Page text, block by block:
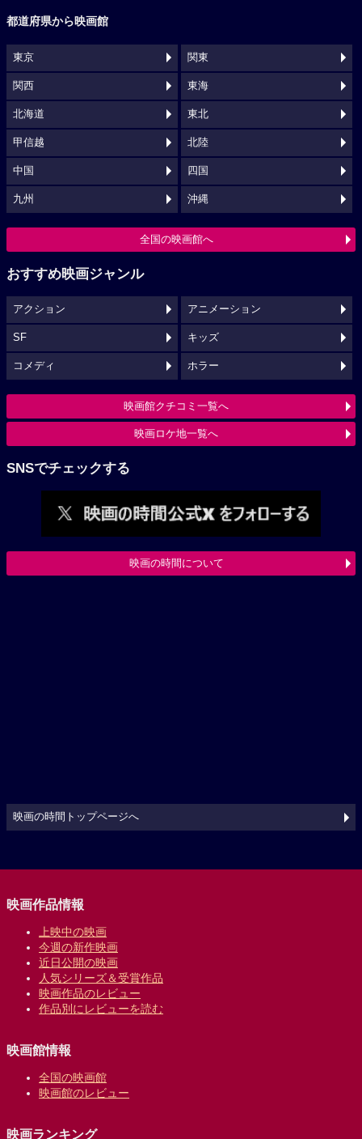
都道府県から映画館
東京 関東
関西 東海
北海道 東北
甲信越 北陸
中国 四国
九州 沖縄
全国の映画館へ
おすすめ映画ジャンル
アクション アニメーション
SF キッズ
コメディ ホラー
映画館クチコミ一覧へ
映画ロケ地一覧へ
SNSでチェックする
映画の時間について
映画の時間トップページへ
映画作品情報
上映中の映画
今週の新作映画
近日公開の映画
人気シリーズ＆受賞作品
映画作品のレビュー
作品別にレビューを読む
映画館情報
全国の映画館
映画館のレビュー
映画ランキング